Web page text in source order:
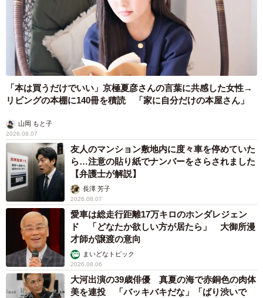
「本は買うだけでいい」京極夏彦さんの言葉に共感した女性→
リビングの本棚に140冊を積読 「家に自分だけの本屋さん」
山岡 もと子
2026.08.07
友人のマンション敷地内に度々車を停めていた
ら…注意の貼り紙でナンバーをさらされました
【弁護士が解説】
長澤 芳子
2026.08.07
愛車は総走行距離17万キロのホンダレジェン
ド 「どなたか欲しい方が居たら」 大御所漫
才師が譲渡の意向
まいどなトピック
2026.08.06
大河出演の39歳俳優 真夏の海で赤銅色の肉体
美を連投 「バッキバキだな」「ばり渋いで